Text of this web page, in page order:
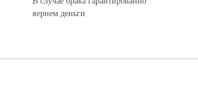
вернем деньги